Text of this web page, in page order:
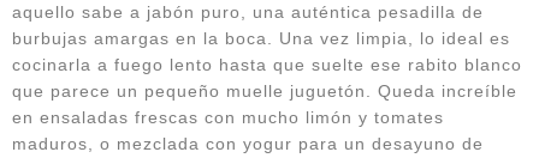
aquello sabe a jabón puro, una auténtica pesadilla de
burbujas amargas en la boca. Una vez limpia, lo ideal es
cocinarla a fuego lento hasta que suelte ese rabito blanco
que parece un pequeño muelle juguetón. Queda increíble
en ensaladas frescas con mucho limón y tomates
maduros, o mezclada con yogur para un desayuno de